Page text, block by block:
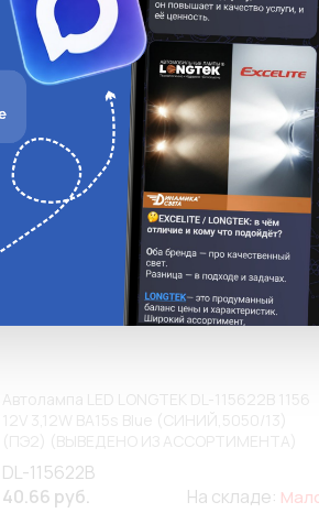
Аналоги
В корзину
Автолампа LED LONGTEK DL-115622B 1156
12V 3,12W BA15s Blue (СИНИЙ,5050/13)
DL-115622B
40.66 руб.
На складе: